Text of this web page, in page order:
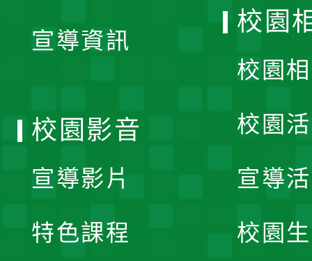
宣導資訊
校園
校園
校園
宣導
校園
校園影音
宣導影片
特色課程